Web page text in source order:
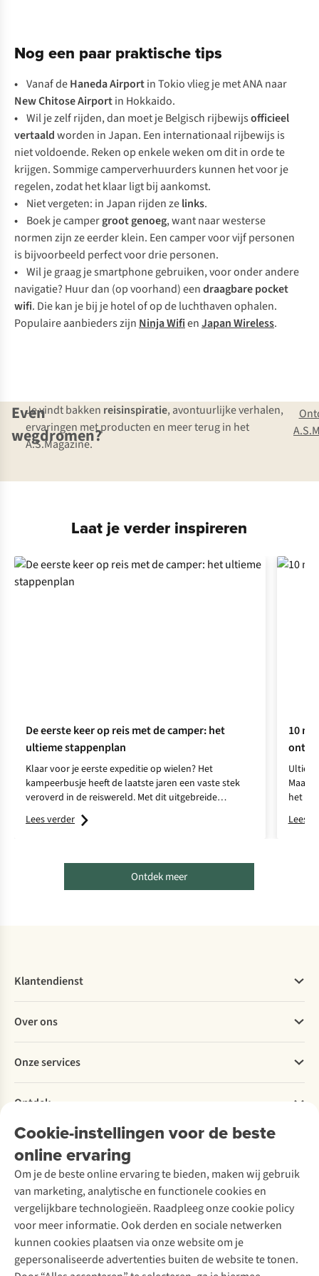
Nog een paar praktische tips
• VanafdeHanedaAirportinTokiovliegjemetANAnaar
NewChitoseAirportin Hokkaido.
• Wiljezelfrijden,dan moetjeBelgisch rijbewijsofficieel
vertaaldworden inJapan. Een internationaalrijbewijs is
nietvoldoende. Rekenopenkelewekenomditinordete
krijgen. Sommigecamperverhuurders kunnen hetvoorje
regelen,zodathetklaarligtbij aankomst.
• Nietvergeten: inJapan rijdenzelinks.
• Boekjecampergrootgenoeg,wantnaarwesterse
normenzijnzeeerderklein. Eencampervoorvijfpersonen
is bijvoorbeeld perfectvoordriepersonen.
• Wiljegraagjesmartphonegebruiken,vooronderandere
navigatie? Huurdan (opvoorhand)eendraagbarepocket
wifi. Diekan jebij jehotelof op deluchthavenophalen.
Populaireaanbiederszijn NinjaWifienJapanWireless.
Even
wegdromen?
Je vindt bakken reisinspiratie, avontuurlijke verhalen,
ervaringen met producten en meer terug in het
A.S.Magazine.
Laat je verder inspireren
De eerste keer op reis met de camper: het
ultieme stappenplan
Klaar voor je eerste expeditie op wielen? Het
kampeerbusje heeft de laatste jaren een vaste stek
veroverd in de reiswereld. Met dit uitgebreide
stappenplan ben je zó op weg.
Lees verder
10
Maar
het op
Lees
Ontdek meer
Cookie-instellingen voor de beste
online ervaring
Om je de beste online ervaring te bieden, maken wij gebruik
van marketing, analytische en functionele cookies en
vergelijkbare technologieën. Raadpleeg onze cookie policy
voor meer informatie. Ook derden en sociale netwerken
kunnen cookies plaatsen via onze website om je
gepersonaliseerde advertenties buiten de website te tonen.
Klantendienst
Bestellen
Betalen
Levering
Retourneren
Bestelling herroepen
Garantie
Contact
Over ons
Explore More
Verantwoord ondernemen
Over Ayacucho
Onze winkels
Over A.S.Adventure
Toegankelijkheidsverklaring
Onze services
Ski-onderhoud
Wasservice
Schoenonderhoud
Schoenherstelling
Kledingherstelling
Retouches
Voor bedrijven
Ontdek
A.S.Magazine
Podcast
Explore Academy
Explore Camp
Gear Check
Inspiratie & advies
Meld je aan voor de nieuwsbrief
Follow us